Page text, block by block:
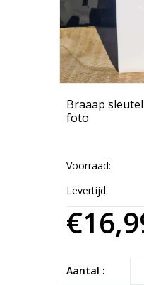
Braaap
foto
Voorraad:
Levertijd:
Aantal :